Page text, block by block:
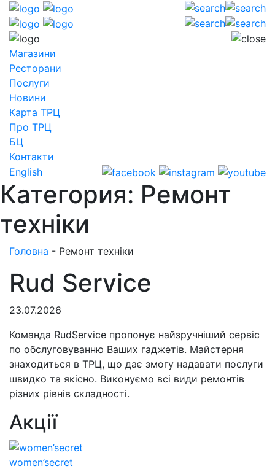
Магазини
Ресторани
Послуги
Новини
Карта ТРЦ
Про ТРЦ
БЦ
Контакти
English
Категория: Ремонт
техніки
Головна - Ремонт техніки
Rud Service
23.07.2026
Команда RudService пропонує найзручніший сервіс
по обслуговуванню Ваших гаджетів. Майстерня
знаходиться в ТРЦ, що дає змогу надавати послуги
швидко та якісно. Виконуємо всі види ремонтів
різних рівнів складності.
Акції
women’secret